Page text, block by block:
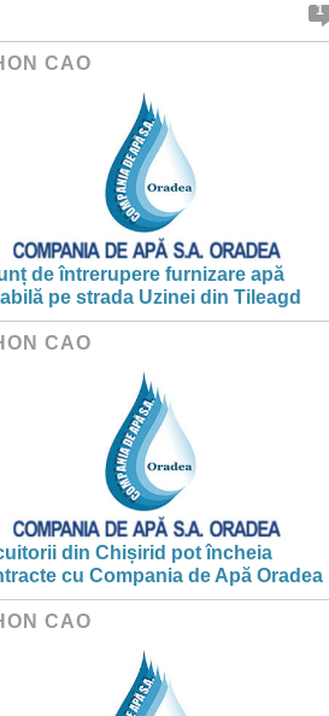
1
CAO
de întrerupere furnizare apă
pe strada Uzinei din Tileagd
CAO
din Chișirid pot încheia
cu Compania de Apă Oradea
CAO